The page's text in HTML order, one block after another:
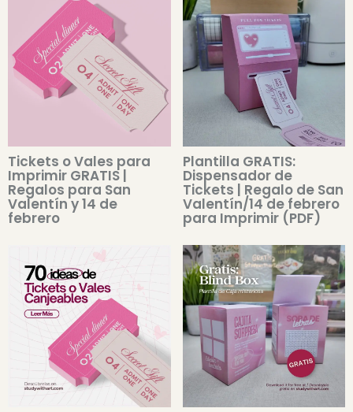
Tickets o Vales para
Imprimir GRATIS |
Regalos para San
Valentín y 14 de
febrero
Plantilla GRATIS:
Dispensador de
Tickets | Regalo de San
Valentín/14 de febrero
para Imprimir (PDF)